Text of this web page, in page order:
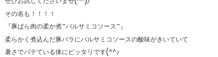
ぜひお試しくださいませ(^^)/
その名も！！！！
『豚ばら肉の柔か煮~バルサミコソース~』
柔らかく煮込んだ豚バラにバルサミコソースの酸味がきいていて
暑さでバテている体にピッタリです(^^♪